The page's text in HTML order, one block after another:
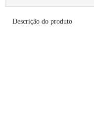
Descrição do produto